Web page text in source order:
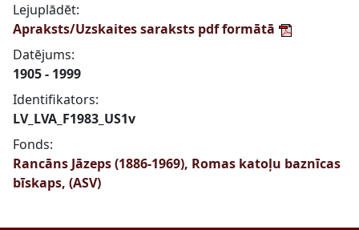
Lejuplādēt:
Apraksts/Uzskaites saraksts pdf formātā
Datējums:
1905 - 1999
Identifikators:
LV_LVA_F1983_US1v
Fonds:
Rancāns Jāzeps (1886-1969), Romas katoļu baznīcas
bīskaps, (ASV)